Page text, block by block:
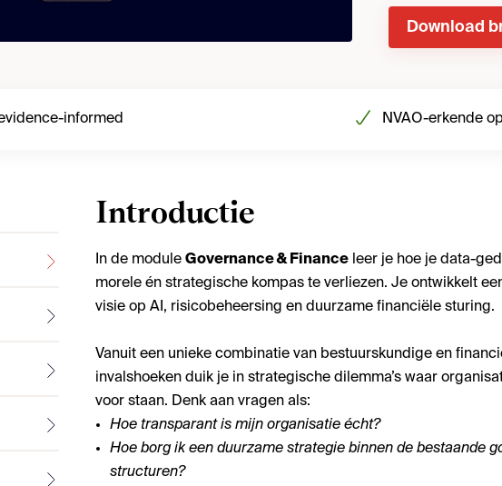
Download
informed NVAO-erkende
Introductie
In de module Governance & Financeleer je hoe je data-
morele én strategische kompas te verliezen. Je ontwikkelt
visie op AI, risicobeheersing en duurzame financiële sturing.
Vanuit een unieke combinatie van bestuurskundige en
invalshoeken duik je in strategische dilemma’s waar
voor staan. Denk aan vragen als:
Hoe transparant is mijn organisatie écht?
Hoe borg ik een duurzame strategie binnen de bestaande
structuren?